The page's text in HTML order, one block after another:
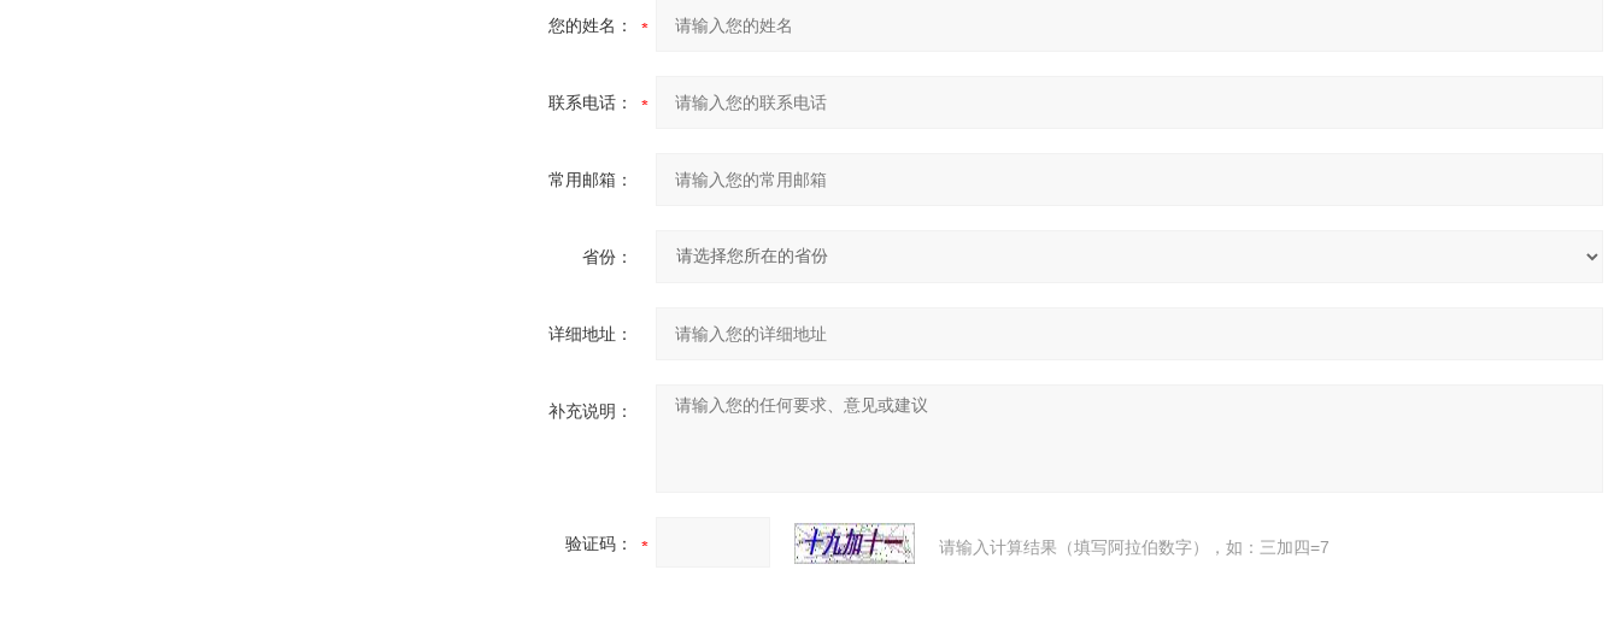
您的姓名：
联系电话：
常用邮箱：
省份：
详细地址：
补充说明：
验证码： 请输入计算结果（填写阿拉伯数字），如：三加四=7